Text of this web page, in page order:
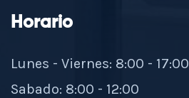
Horario
Lunes - Viernes: 8:00 - 17:00
Sabado: 8:00 - 12:00